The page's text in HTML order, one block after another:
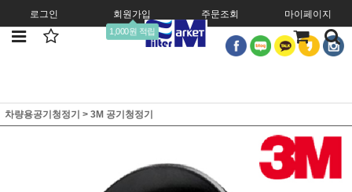
로그인 회원가입
1,000원 적립
주문조회 마이페이지
차량용공기청정기 > 3M 공기청정기